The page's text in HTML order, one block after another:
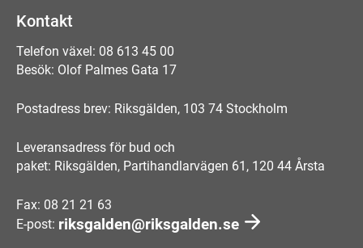
Kontakt
Telefon växel: 08 613 45 00
Besök: Olof Palmes Gata 17
Postadress brev: Riksgälden, 103 74 Stockholm
Leveransadress för bud och
paket: Riksgälden, Partihandlarvägen 61, 120 44 Årsta
Fax: 08 21 21 63
E-post: riksgalden@riksgalden.se